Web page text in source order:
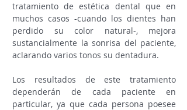
tratamiento de estética dental que en
muchos casos -cuando los dientes han
perdido su color natural-, mejora
sustancialmente la sonrisa del paciente,
aclarando varios tonos su dentadura.
Los resultados de este tratamiento
dependerán de cada paciente en
particular, ya que cada persona poesee